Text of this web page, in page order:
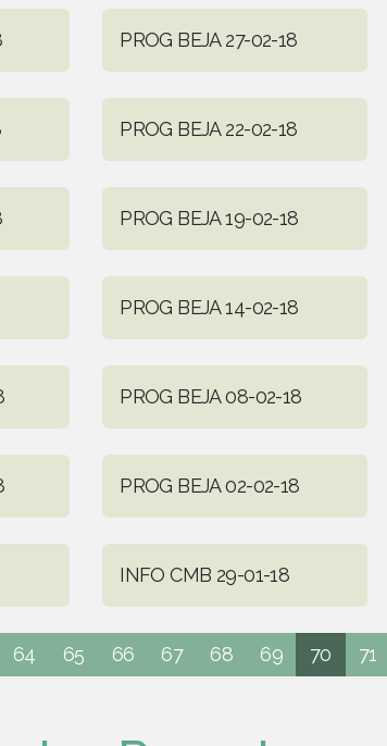
PROG BEJA 27-02-18
PROG BEJA 22-02-18
PROG BEJA 19-02-18
PROG BEJA 14-02-18
PROG BEJA 08-02-18
PROG BEJA 02-02-18
INFO CMB 29-01-18
64 65 66 67 68 69 70 71